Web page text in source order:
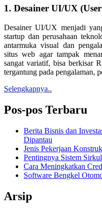
1. Desainer UI/UX
Desainer UI/UX menjadi
startup dan perusahaan
antarmuka visual dan
situs web agar tampak
sangat variatif, bisa berkisar
tergantung pada pengalaman,
Selengkapnya..
Pos-pos Terbaru
Berita Bisnis dan
Dipantau
Jenis Pekerjaan
Pentingnya Sistem
Cara Meningkatkan
Software Bengkel
Arsip